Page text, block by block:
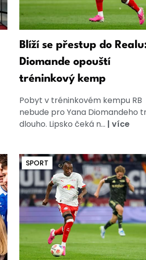
Blíží se přestup do
Diomande opouští
tréninkový kemp
Pobyt v tréninkovém kempu RB
nebude pro Yana Diomandeho
dlouho. Lipsko čeká n... | více
SPORT